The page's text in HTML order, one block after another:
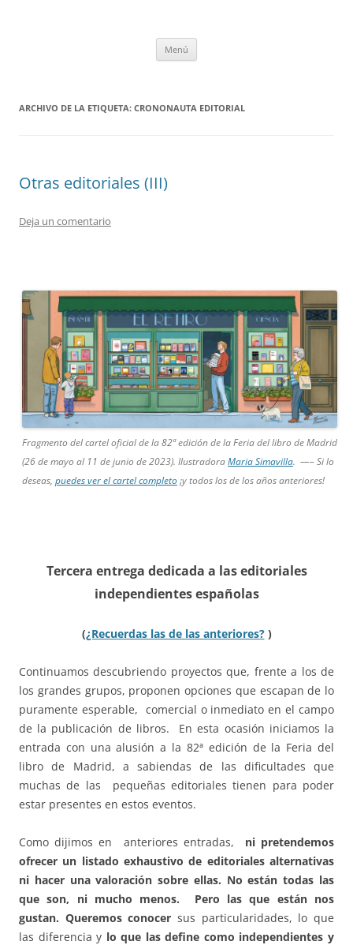
Menú
ARCHIVO DE LA ETIQUETA: CRONONAUTA EDITORIAL
Otras editoriales (III)
Deja un comentario
Fragmento del cartel oficial de la 82ª edición de la Feria del libro de Madrid
(26 de mayo al 11 de junio de 2023). IlustradoraMaria Simavilla. —– Si lo
deseas, puedes ver el cartel completo¡y todos los de los años anteriores!
Tercera entrega dedicada a laseditoriales
independientes españolas
(¿Recuerdas las de las anteriores?)
Continuamos descubriendo proyectos que, frente a los de
los grandes grupos, proponen opciones que escapan de lo
puramente esperable, comercial o inmediato en el campo
de la publicación de libros. En esta ocasión iniciamos la
entrada con una alusión a la 82ª edición de la Feria del
libro de Madrid, a sabiendas de las dificultades que
muchas de las pequeñas editoriales tienen para poder
estar presentes en estos eventos.
Como dijimos en anteriores entradas, ni pretendemos
ofrecer un listado exhaustivo de editoriales alternativas
ni hacer una valoración sobre ellas. No están todas las
que son, ni mucho menos. Pero las que están nos
gustan. Queremos conocer sus particularidades, lo que
las diferencia y lo que las define como independientes y